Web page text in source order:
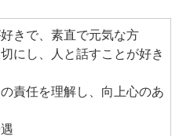
きで、素直で元気な方
にし、人と話すことが好き
責任を理解し、向上心のあ